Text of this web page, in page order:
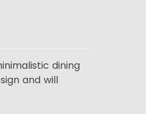
dining
and will